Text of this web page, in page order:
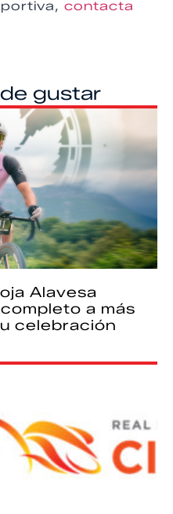
contacta
gustar
Alavesa
a más
celebración